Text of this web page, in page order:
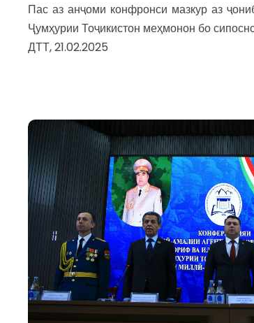
Пас аз анҷоми конфронси мазкур аз
Ҷумҳурии Тоҷикистон меҳмонон бо
ДТТ, 21.02.2025